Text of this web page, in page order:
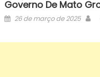
Governo De Mato
Posted
26 de março de 2025